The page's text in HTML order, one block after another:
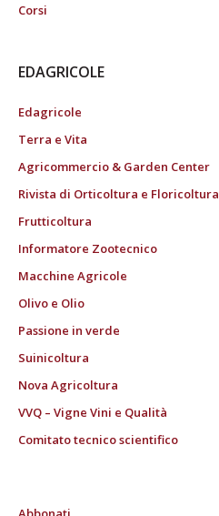
Corsi
EDAGRICOLE
Edagricole
Terra e Vita
Agricommercio & Garden Center
Rivista di Orticoltura e Floricoltura
Frutticoltura
Informatore Zootecnico
Macchine Agricole
Olivo e Olio
Passione in verde
Suinicoltura
Nova Agricoltura
VVQ – Vigne Vini e Qualità
Comitato tecnico scientifico